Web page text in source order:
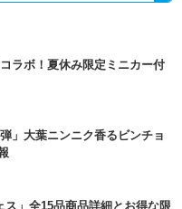
ラボ！夏休み限定ミニカー付
」大葉ニンニク香るビンチョ
ス」全15品商品詳細とお得な限